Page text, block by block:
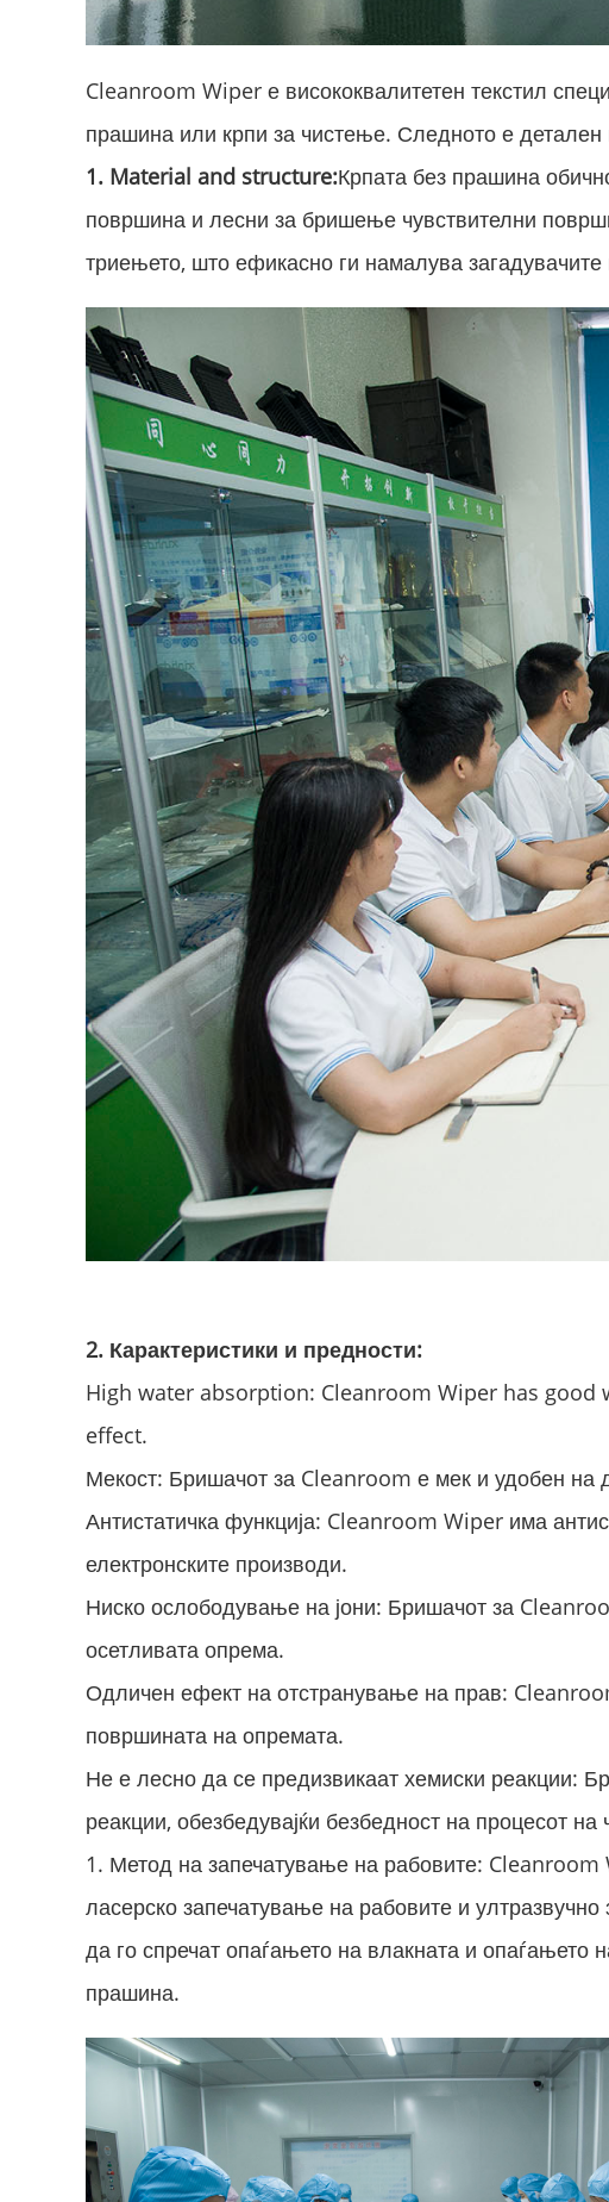
Cleanroom Wiper е висококвалитетен текстил
прашина или крпи за чистење. Следното е
1. Material and structure:Крпата без прашина
површина и лесни за бришење чувствителни
триењето, што ефикасно ги намалува
2. Карактеристики и предности:
High water absorption: Cleanroom Wiper has
effect.
Мекост: Бришачот за Cleanroom е мек и удобен на
Антистатичка функција: Cleanroom Wiper има
електронските производи.
Ниско ослободување на јони: Бришачот за
осетливата опрема.
Одличен ефект на отстранување на прав:
површината на опремата.
Не е лесно да се предизвикаат хемиски реакции:
реакции, обезбедувајќи безбедност на процесот на
1. Метод на запечатување на рабовите: Cleanroom
ласерско запечатување на рабовите и
да го спречат опаѓањето на влакната и опаѓањето
прашина.